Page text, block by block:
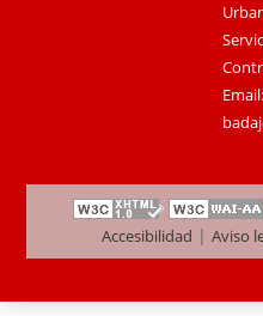
Accesibilidad | Aviso